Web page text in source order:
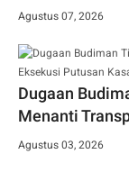
Agustus 07, 2026
Dugaan
Menanti
Agustus 03, 2026